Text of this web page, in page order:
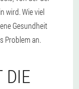
wird. Wie viel
Gesundheit
Problem an.
DIE